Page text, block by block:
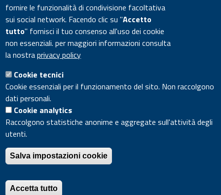
A cura di:
Patrizia Federici
Ultimo aggiornamento: 4 Dicembre 2023
Divisione Tecnologie e Processi dei Materiali per la
Sostenibilità - CR ENEA Casaccia Via Anguillarese 301, 00123,
Roma
ENEA - Lungotevere Thaon di Revel, 76 - 00196 ROMA Italia
- Partita IVA 00985801000 - Codice Fiscale 01320740580
Note legali|Contatti
fornire le funzionalità di condivisione facoltativa
sui social network. Facendo clic su "Accetto
tutto" fornisci il tuo consenso all'uso dei cookie
non essenziali. per maggiori informazioni consulta
la nostraprivacy policy
Cookie tecnici
Cookie essenziali per il funzionamento del sito. Non raccolgono
dati personali.
Cookie analytics
Raccolgono statistiche anonime e aggregate sull'attività degli
utenti.
Salva impostazioni cookie
Accetta tutto